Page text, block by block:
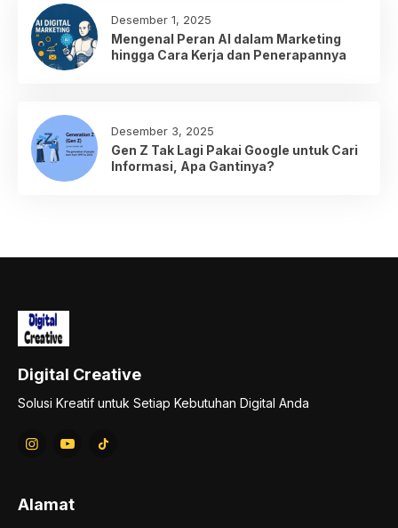
Desember 1, 2025
Mengenal Peran AI dalam Marketing
hingga Cara Kerja dan Penerapannya
Desember 3, 2025
Gen Z Tak Lagi Pakai Google untuk Cari
Informasi, Apa Gantinya?
Digital Creative
Solusi Kreatif untuk Setiap Kebutuhan Digital Anda
Alamat